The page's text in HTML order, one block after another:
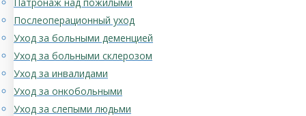
Послеоперационный уход
Уход за больными деменцией
Уход за больными склерозом
Уход за инвалидами
Уход за онкобольными
Уход за слепыми людьми